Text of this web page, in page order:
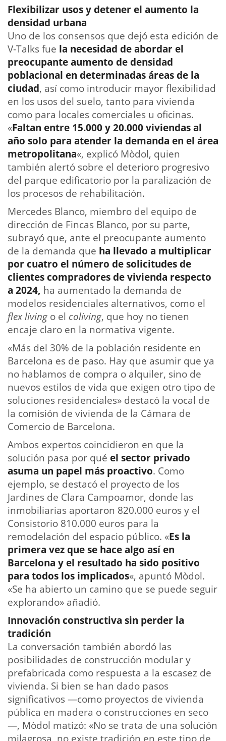
Flexibilizar usos y detener el aumento la
densidad urbana
Uno de los consensos que dejó esta edición de
V-Talks fue la necesidad de abordar el
preocupante aumento de densidad
poblacional en determinadas áreas de la
ciudad, así como introducir mayor flexibilidad
en los usos del suelo, tanto para vivienda
como para locales comerciales u oficinas.
«Faltan entre 15.000 y 20.000 viviendas al
año solo para atender la demanda en el área
metropolitana«, explicó Mòdol, quien
también alertó sobre el deterioro progresivo
del parque edificatorio por la paralización de
los procesos de rehabilitación.
Mercedes Blanco, miembro del equipo de
dirección de Fincas Blanco, por su parte,
subrayó que, ante el preocupante aumento
de la demanda que ha llevado a multiplicar
por cuatro el número de solicitudes de
clientes compradores de vivienda respecto
a 2024, ha aumentado la demanda de
modelos residenciales alternativos, como el
flex living o el coliving, que hoy no tienen
encaje claro en la normativa vigente.
«Más del 30% de la población residente en
Barcelona es de paso. Hay que asumir que ya
no hablamos de compra o alquiler, sino de
nuevos estilos de vida que exigen otro tipo de
soluciones residenciales» destacó la vocal de
la comisión de vivienda de la Cámara de
Comercio de Barcelona.
Ambos expertos coincidieron en que la
solución pasa por qué el sector privado
asuma un papel más proactivo. Como
ejemplo, se destacó el proyecto de los
Jardines de Clara Campoamor, donde las
inmobiliarias aportaron 820.000 euros y el
Consistorio 810.000 euros para la
remodelación del espacio público. «Es la
primera vez que se hace algo así en
Barcelona y el resultado ha sido positivo
para todos los implicados«, apuntó Mòdol.
«Se ha abierto un camino que se puede seguir
explorando» añadió.
Innovación constructiva sin perder la
tradición
La conversación también abordó las
posibilidades de construcción modular y
prefabricada como respuesta a la escasez de
vivienda. Si bien se han dado pasos
significativos —como proyectos de vivienda
pública en madera o construcciones en seco
—, Mòdol matizó: «No se trata de una solución